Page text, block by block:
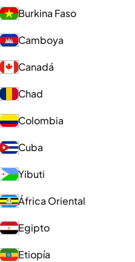
Burkina Faso
Camboya
Canadá
Chad
Colombia
Cuba
Yibuti
África Oriental
Egipto
Etiopía